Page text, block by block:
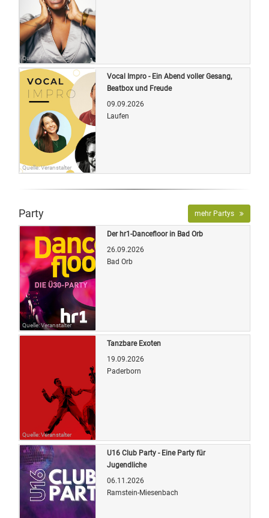
Quelle: Veranstalter
Quelle: Veranstalter
Vocal Impro - Ein Abend voller Gesang,
Beatbox und Freude
09.09.2026
Laufen
Party mehr Partys
Quelle: Veranstalter
Der hr1-Dancefloor in Bad Orb
26.09.2026
Bad Orb
Quelle: Veranstalter
Tanzbare Exoten
19.09.2026
Paderborn
U16 Club Party - Eine Party für
Jugendliche
06.11.2026
Ramstein-Miesenbach